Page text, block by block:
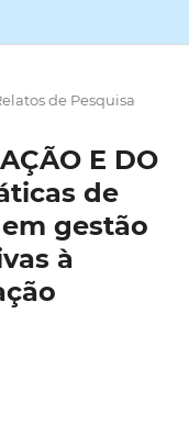
de Pesquisa
E DO
de
gestão
à